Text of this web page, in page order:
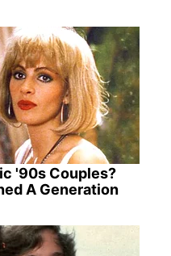
'90s Couples?
A Generation